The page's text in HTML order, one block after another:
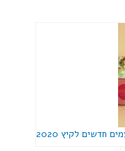
לקיץ 2020